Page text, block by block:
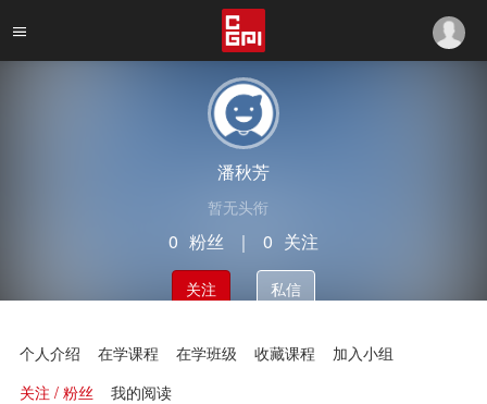
潘秋芳
暂无头衔
0 粉丝 ｜ 0 关注
关注 私信
个人介绍 在学课程 在学班级 收藏课程
加入小组
关注 / 粉丝
我的阅读